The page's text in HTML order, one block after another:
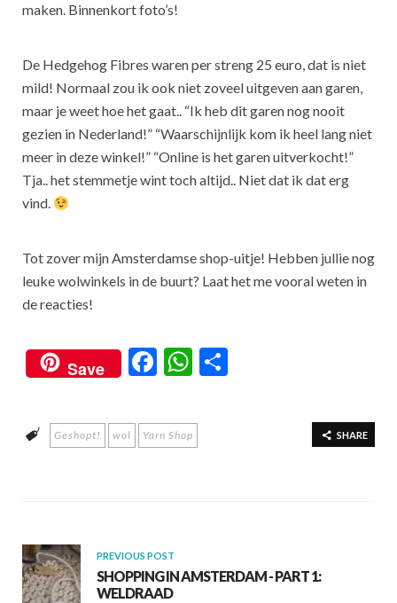
maken. Binnenkort foto’s!
De Hedgehog Fibres waren per streng 25 euro, dat is niet
mild! Normaal zou ik ook niet zoveel uitgeven aan garen,
maar je weet hoe het gaat.. “Ik heb dit garen nog nooit
gezien in Nederland!” “Waarschijnlijk kom ik heel lang niet
meer in deze winkel!” “Online is het garen uitverkocht!”
Tja.. het stemmetje wint toch altijd.. Niet dat ik dat erg
vind.
Tot zover mijn Amsterdamse shop-uitje! Hebben jullie nog
leuke wolwinkels in de buurt? Laat het me vooral weten in
de reacties!
Save
F
e
b
W
at
s
SHARE
Geshopt! wol Yarn Shop
PREVIOUS POST
SHOPPING IN AMSTERDAM - PART 1:
WELDRAAD